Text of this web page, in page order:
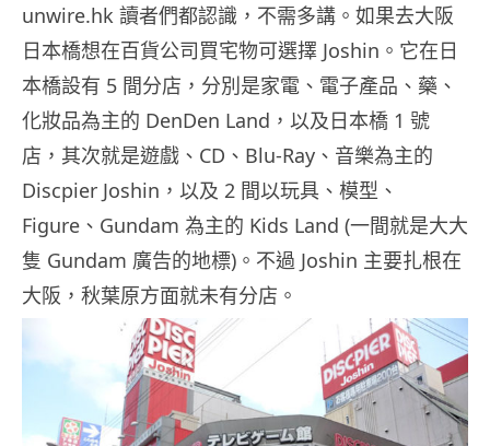
unwire.hk 讀者們都認識，不需多講。如果去大阪
日本橋想在百貨公司買宅物可選擇 Joshin。它在日
本橋設有 5 間分店，分別是家電、電子產品、藥、
化妝品為主的 DenDen Land，以及日本橋 1 號
店，其次就是遊戲、CD、Blu-Ray、音樂為主的
Discpier Joshin，以及 2 間以玩具、模型、
Figure、Gundam 為主的 Kids Land (一間就是大大
隻 Gundam 廣告的地標)。不過 Joshin 主要扎根在
大阪，秋葉原方面就未有分店。